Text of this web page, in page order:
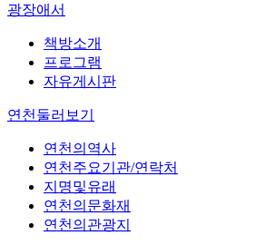
광장애서
책방소개
프로그램
자유게시판
연천둘러보기
연천의역사
연천주요기관/연락처
지명및유래
연천의문화재
연천의관광지